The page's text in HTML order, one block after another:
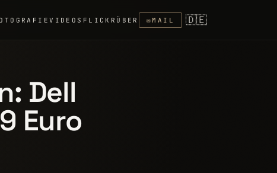
VIDEOS FLICKR ÜBER ✉MAIL 🇩🇪
Dell
Euro